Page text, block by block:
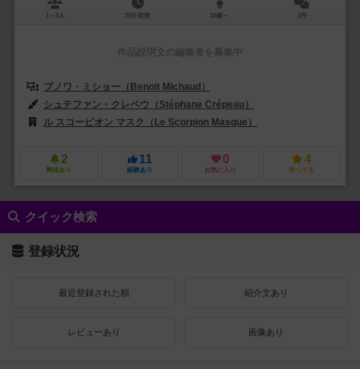
1～5人 20分前後 10歳～ 1件
作品説明文の編集者を募集中
ブノワ・ミショー（Benoit Michaud）
シュテファン・クレペウ（Stéphane Crépeau）
ル スコーピオン マスク（Le Scorpion Masque）
2
興味あり
11
経験あり
0
お気に入り
4
持ってる
クイック検索
登録状況
最近登録された順 紹介文あり
レビューあり 画像あり